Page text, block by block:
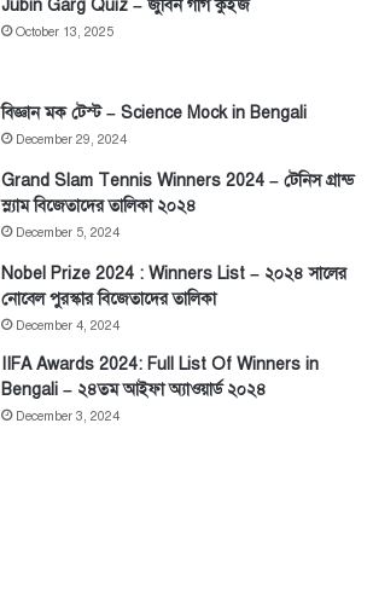
Jubin Garg Quiz – জুবিন গার্গ কুইজ
October 13, 2025
বিজ্ঞান মক টেস্ট – Science Mock in Bengali
December 29, 2024
Grand Slam Tennis Winners 2024 – টেনিস গ্রান্ড
স্ল্যাম বিজেতাদের তালিকা ২০২৪
December 5, 2024
Nobel Prize 2024 : Winners List – ২০২৪ সালের
নোবেল পুরস্কার বিজেতাদের তালিকা
December 4, 2024
IIFA Awards 2024: Full List Of Winners in
Bengali – ২৪তম আইফা অ্যাওয়ার্ড ২০২৪
December 3, 2024